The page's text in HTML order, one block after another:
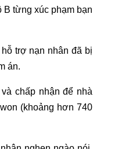
từng xúc phạm bạn
trợ nạn nhân đã bị
án.
chấp nhận để nhà
(khoảng hơn 740